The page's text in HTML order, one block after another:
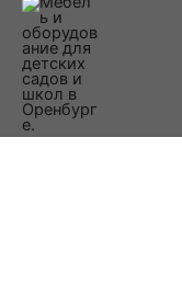
Перейти
содержимому